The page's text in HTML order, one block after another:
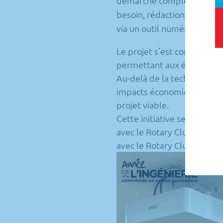
besoin, rédaction d’un
via un outil numérique et
Le projet s’est conclu par
permettant aux étudiants
Au-delà de la technique,
impacts économiques et
projet viable.
Cette initiative se
avec le Rotary Club du
avec le Rotary Club